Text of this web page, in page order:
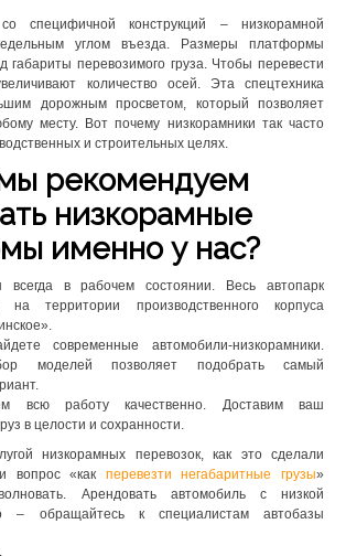
специфичной конструкций – низкорамной
углом въезда. Размеры платформы
габариты перевозимого груза. Чтобы перевести
количество осей. Эта спецтехника
дорожным просветом, который позволяет
месту. Вот почему низкорамники так часто
и строительных целях.
рекомендуем
низкорамные
именно у нас?
в рабочем состоянии. Весь автопарк
на территории производственного корпуса
современные автомобили-низкорамники.
моделей позволяет подобрать самый
всю работу качественно. Доставим ваш
в целости и сохранности.
низкорамных перевозок, как это сделали
вопрос «как перевезти негабаритные грузы»
Арендовать автомобиль с низкой
– обращайтесь к специалистам автобазы